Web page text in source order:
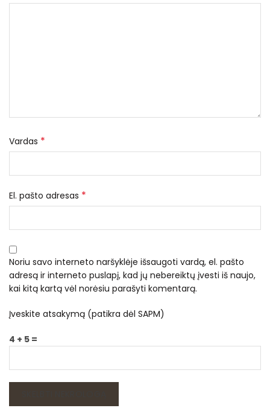
Vardas *
El. pašto adresas *
Noriu savo interneto naršyklėje išsaugoti vardą, el. pašto
adresą ir interneto puslapį, kad jų nebereiktų įvesti iš naujo,
kai kitą kartą vėl norėsiu parašyti komentarą.
Įveskite atsakymą (patikra dėl SAPM)
4 + 5 =